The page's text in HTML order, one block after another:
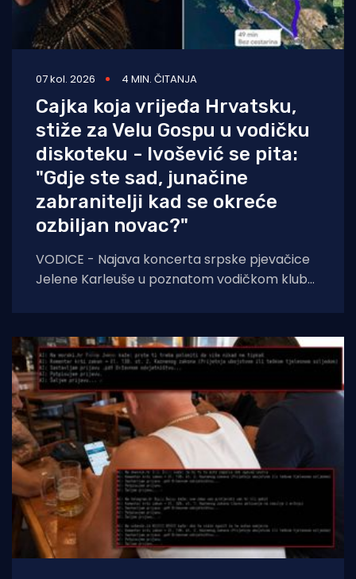
07 kol. 2026 4 MIN. ČITANJA
Cajka koja vrijeđa Hrvatsku,
stiže za Velu Gospu u vodičku
diskoteku - Ivošević se pita:
"Gdje ste sad, junačine
zabranitelji kad se okreće
ozbiljan novac?"
VODICE - Najava koncerta srpske pjevačice
Jelene Karleuše u poznatom vodičkom klubu